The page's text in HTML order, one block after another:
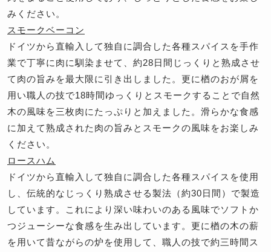
みください。
スモークベーコン
ドイツから直輸入して独自に調合した各種スパイスを手作
業で丁寧に肉に馴染ませて、約28日間じっくりと熟成させ
て肉の旨みを最大限に引き出しました。更に楢のおが屑を
用い職人の技で18時間ゆっくりとスモークすることで自然
木の風味を三枚肉にたっぷりと加えました。滑らかな食感
に加えて熟成された肉の旨みとスモークの風味をお楽しみ
ください。
ロースハム
ドイツから直輸入して独自に調合した各種スパイスを使用
し、伝統的なじっくり熟成させる製法（約30日間）で製造
しています。これにより深い味わいのある風味でソフトか
つジューシーな食感を生み出しています。更に楢の木の薪
を用いて昔ながらの炉を使用して、職人の技で約三時間ス